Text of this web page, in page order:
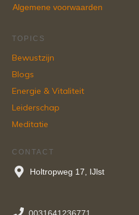
Algemene voorwaarden
TOPICS
Bewustzijn
Blogs
Energie & Vitaliteit
Leiderschap
Meditatie
CONTACT
Holtropweg 17, IJlst
0031641236771